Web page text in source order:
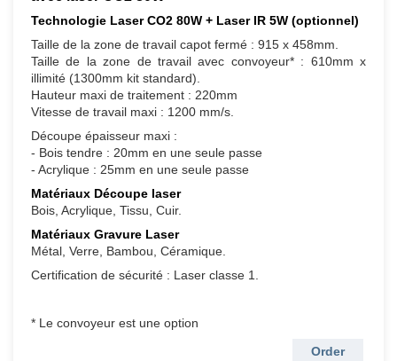
Technologie Laser CO2 80W + Laser IR 5W (optionnel)
Taille de la zone de travail capot fermé : 915 x 458mm.
Taille de la zone de travail avec convoyeur* : 610mm x
illimité (1300mm kit standard).
Hauteur maxi de traitement : 220mm
Vitesse de travail maxi : 1200 mm/s.
Découpe épaisseur maxi :
- Bois tendre : 20mm en une seule passe
- Acrylique : 25mm en une seule passe
Matériaux Découpe laser
Bois, Acrylique, Tissu, Cuir.
Matériaux Gravure Laser
Métal, Verre, Bambou, Céramique.
Certification de sécurité : Laser classe 1.
* Le convoyeur est une option
Order